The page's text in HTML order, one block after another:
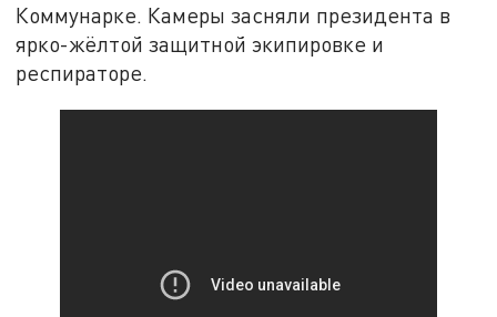
Коммунарке. Камеры засняли президента в
ярко-жёлтой защитной экипировке и
респираторе.